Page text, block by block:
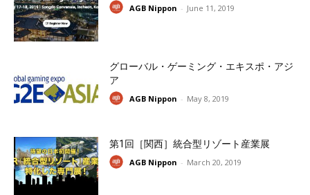
AGB Nippon - June 11, 2019
グローバル・ゲーミング・エキスポ・アジ
ア
AGB Nippon - May 8, 2019
第1回［関西］統合型リゾート産業展
AGB Nippon - March 20, 2019